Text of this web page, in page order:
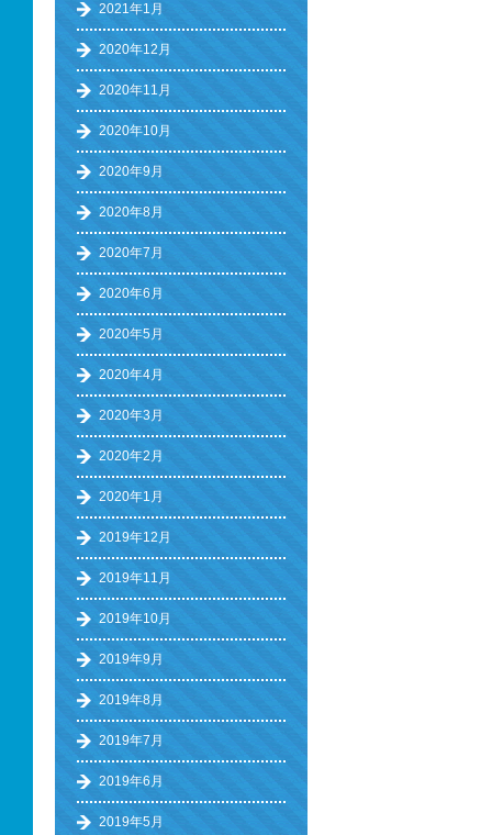
2021年1月
2020年12月
2020年11月
2020年10月
2020年9月
2020年8月
2020年7月
2020年6月
2020年5月
2020年4月
2020年3月
2020年2月
2020年1月
2019年12月
2019年11月
2019年10月
2019年9月
2019年8月
2019年7月
2019年6月
2019年5月